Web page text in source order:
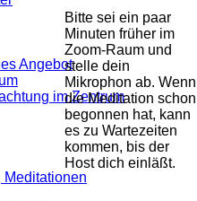
Angebot
im Zentrum
Meditationen
Bitte sei ein paar
Minuten früher im
Zoom-Raum und
stelle dein
Mikrophon ab. Wenn
die Meditation schon
begonnen hat, kann
es zu Wartezeiten
kommen, bis der
Host dich einläßt.